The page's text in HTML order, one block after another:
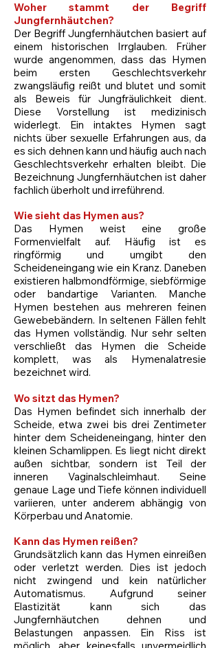
Woher stammt der Begriff
Jungfernhäutchen?
Der Begriff Jungfernhäutchen basiert auf
einem historischen Irrglauben. Früher
wurde angenommen, dass das Hymen
beim ersten Geschlechtsverkehr
zwangsläufig reißt und blutet und somit
als Beweis für Jungfräulichkeit dient.
Diese Vorstellung ist medizinisch
widerlegt. Ein intaktes Hymen sagt
nichts über sexuelle Erfahrungen aus, da
es sich dehnen kann und häufig auch nach
Geschlechtsverkehr erhalten bleibt. Die
Bezeichnung Jungfernhäutchen ist daher
fachlich überholt und irreführend.
Wie sieht das Hymen aus?
Das Hymen weist eine große
Formenvielfalt auf. Häufig ist es
ringförmig und umgibt den
Scheideneingang wie ein Kranz. Daneben
existieren halbmondförmige, siebförmige
oder bandartige Varianten. Manche
Hymen bestehen aus mehreren feinen
Gewebebändern. In seltenen Fällen fehlt
das Hymen vollständig. Nur sehr selten
verschließt das Hymen die Scheide
komplett, was als Hymenalatresie
bezeichnet wird.
Wo sitzt das Hymen?
Das Hymen befindet sich innerhalb der
Scheide, etwa zwei bis drei Zentimeter
hinter dem Scheideneingang, hinter den
kleinen Schamlippen. Es liegt nicht direkt
außen sichtbar, sondern ist Teil der
inneren Vaginalschleimhaut. Seine
genaue Lage und Tiefe können individuell
variieren, unter anderem abhängig von
Körperbau und Anatomie.
Kann das Hymen reißen?
Grundsätzlich kann das Hymen einreißen
oder verletzt werden. Dies ist jedoch
nicht zwingend und kein natürlicher
Automatismus. Aufgrund seiner
Elastizität kann sich das
Jungfernhäutchen dehnen und
Belastungen anpassen. Ein Riss ist